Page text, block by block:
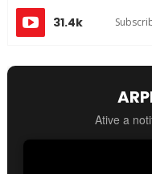
31.4k
Ative a